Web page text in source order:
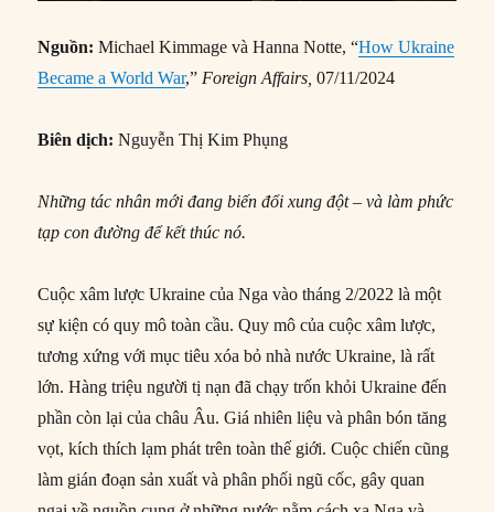
Nguồn: Michael Kimmage và Hanna Notte, “How Ukraine
Became a World War,” Foreign Affairs, 07/11/2024
Biên dịch: Nguyễn Thị Kim Phụng
Những tác nhân mới đang biến đổi xung đột – và làm phức
tạp con đườngđểkết thúcnó.
Cuộc xâm lược Ukraine của Nga vào tháng 2/2022 là một
sự kiện có quy mô toàn cầu. Quy mô của cuộc xâm lược,
tương xứng với mục tiêu xóa bỏ nhà nước Ukraine, là rất
lớn. Hàng triệu người tị nạn đã chạy trốn khỏi Ukraine đến
phần còn lại của châu Âu. Giá nhiên liệu và phân bón tăng
vọt, kích thích lạm phát trên toàn thế giới. Cuộc chiến cũng
làm gián đoạn sản xuất và phân phối ngũ cốc, gây quan